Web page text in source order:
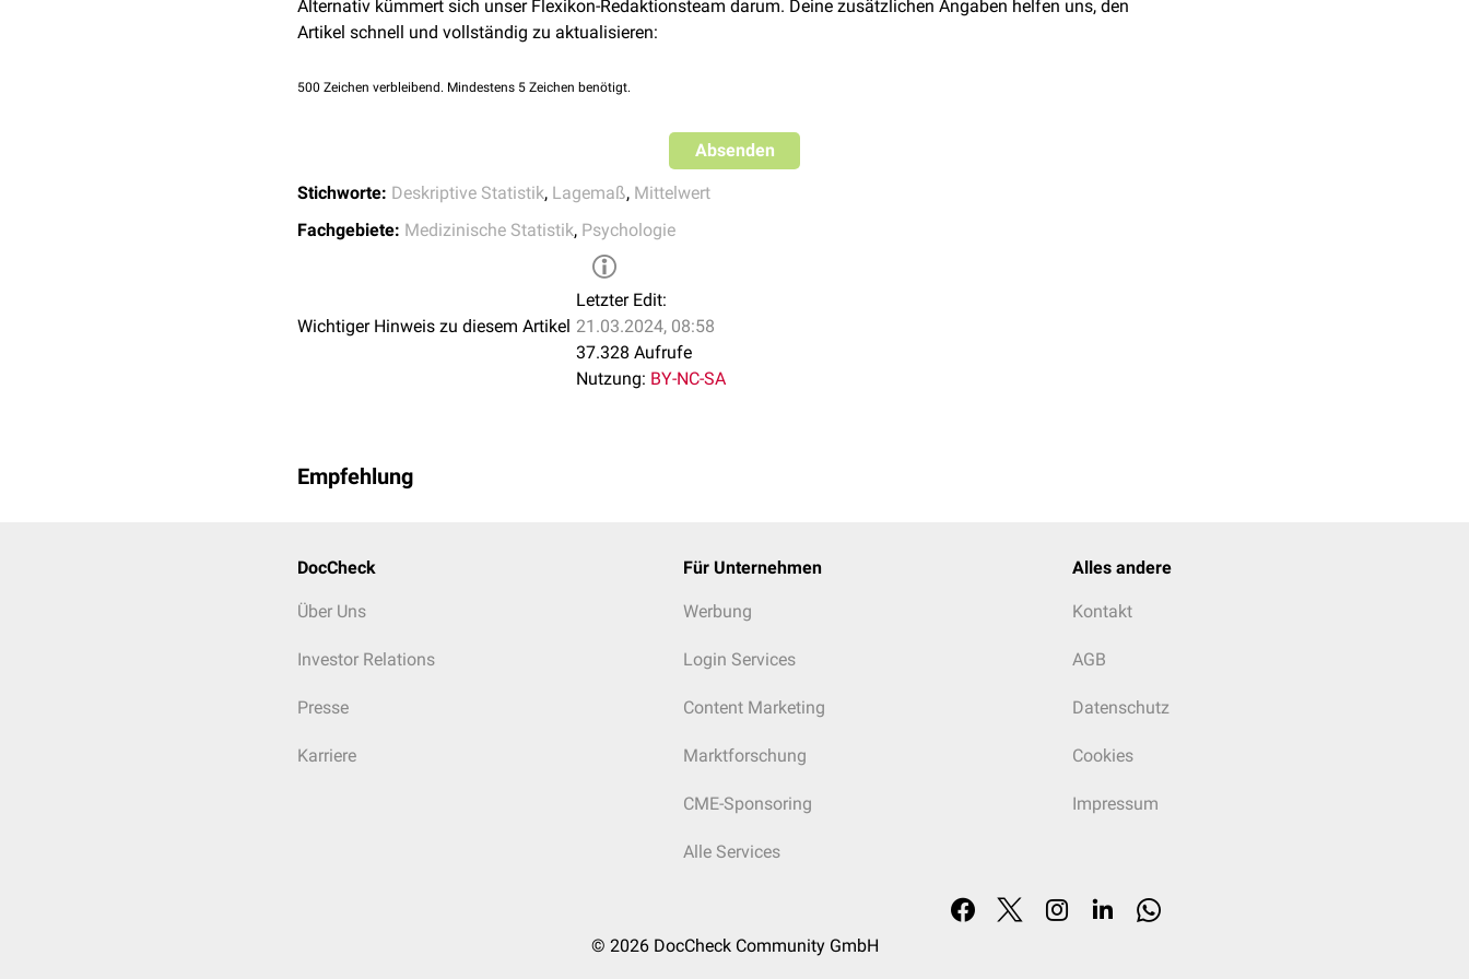
Die Anzahl der Einzelwerte beträgt 7.
Der arithmetische Mittelwert berechnet sich also als
Dieser mögliche Nachteil ist bei der Interpretation des Mittelwerts zu beachten, da er zu falschen Annahmen
Alternativ kümmert sich unser Flexikon-Redaktionsteam darum. Deine zusätzlichen Angaben helfen uns, den
Artikel schnell und vollständig zu aktualisieren:
500 Zeichen verbleibend. Mindestens 5 Zeichen benötigt.
Absenden
Stichworte: Deskriptive Statistik, Lagemaß, Mittelwert
Fachgebiete: Medizinische Statistik, Psychologie
Wichtiger Hinweis zu diesem Artikel
Letzter Edit:
21.03.2024, 08:58
37.328 Aufrufe
Nutzung: BY-NC-SA
Empfehlung
DocCheck
Über Uns
Investor Relations
Presse
Karriere
Für Unternehmen
Werbung
Login Services
Content Marketing
Marktforschung
CME-Sponsoring
Alle Services
Alles andere
Kontakt
AGB
Datenschutz
Cookies
Impressum
© 2026 DocCheck Community GmbH